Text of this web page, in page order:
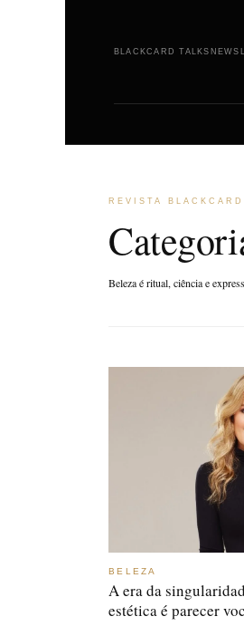
BLACKCARD TALKS
REVISTA BLACKCARD
Beleza é ritual, ciência e
BELEZA
A era da
estética é parecer